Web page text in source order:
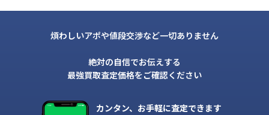
煩わしいアポや値段交渉など一切ありません
絶対の自信でお伝えする
最強買取査定価格をご確認ください
カンタン、お手軽に査定できます